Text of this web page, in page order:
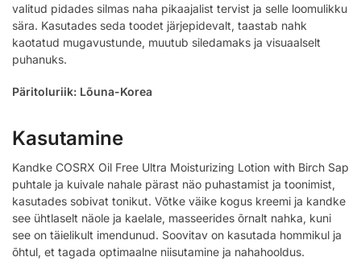
valitud pidades silmas naha pikaajalist tervist ja selle loomulikku
sära. Kasutades seda toodet järjepidevalt, taastab nahk
kaotatud mugavustunde, muutub siledamaks ja visuaalselt
puhanuks.
Päritoluriik: Lõuna-Korea
Kasutamine
Kandke COSRX Oil Free Ultra Moisturizing Lotion with Birch Sap
puhtale ja kuivale nahale pärast näo puhastamist ja toonimist,
kasutades sobivat tonikut. Võtke väike kogus kreemi ja kandke
see ühtlaselt näole ja kaelale, masseerides õrnalt nahka, kuni
see on täielikult imendunud. Soovitav on kasutada hommikul ja
õhtul, et tagada optimaalne niisutamine ja nahahooldus.